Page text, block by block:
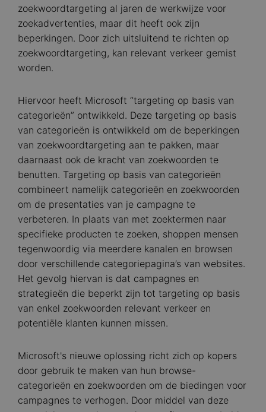
zoekwoordtargeting al jaren de werkwijze voor
zoekadvertenties, maar dit heeft ook zijn
beperkingen. Door zich uitsluitend te richten op
zoekwoordtargeting, kan relevant verkeer gemist
worden.
Hiervoor heeft Microsoft “targeting op basis van
categorieën” ontwikkeld. Deze targeting op basis
van categorieën is ontwikkeld om de beperkingen
van zoekwoordtargeting aan te pakken, maar
daarnaast ook de kracht van zoekwoorden te
benutten. Targeting op basis van categorieën
combineert namelijk categorieën en zoekwoorden
om de presentaties van je campagne te
verbeteren. In plaats van met zoektermen naar
specifieke producten te zoeken, shoppen mensen
tegenwoordig via meerdere kanalen en browsen
door verschillende categoriepagina’s van websites.
Het gevolg hiervan is dat campagnes en
strategieën die beperkt zijn tot targeting op basis
van enkel zoekwoorden relevant verkeer en
potentiële klanten kunnen missen.
Microsoft's nieuwe oplossing richt zich op kopers
door gebruik te maken van hun browse-
categorieën en zoekwoorden om de biedingen voor
campagnes te verhogen. Door middel van deze